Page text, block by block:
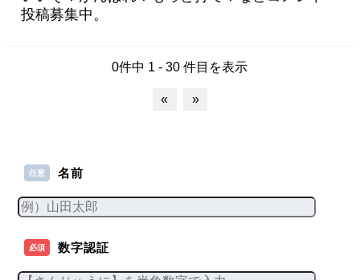
投稿募集中。
0件中 1 - 30 件目を表示
« »
任意 名前
必須 数字認証